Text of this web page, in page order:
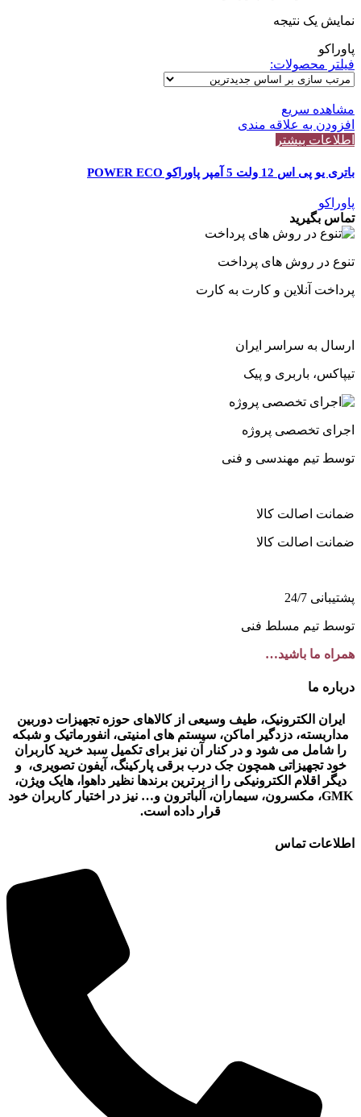
نمایش یک نتیجه
پاوراکو
فیلتر محصولات:
مشاهده سریع
افزودن به علاقه مندی
اطلاعات بیشتر
باتری یو پی اس 12 ولت 5 آمپر پاوراکو POWER ECO
پاوراکو
تماس بگیرید
تنوع در روش های پرداخت
پرداخت آنلاین و کارت به کارت
ارسال به سراسر ایران
تیپاکس، باربری و پیک
اجرای تخصصی پروژه
توسط تیم مهندسی و فنی
ضمانت اصالت کالا
ضمانت اصالت کالا
پشتیبانی 24/7
توسط تیم مسلط فنی
همراه ما باشید…
درباره ما
ایران الکترونیک، طیف وسیعی از کالاهای حوزه تجهیزات دوربین
مداربسته، دزدگیر اماکن، سیستم های امنیتی، انفورماتیک و شبکه
را شامل می شود و در کنار آن نیز برای تکمیل سبد خرید کاربران
خود تجهیزاتی همچون جک درب برقی پارکینگ، آیفون تصویری، و
دیگر اقلام الکترونیکی را از برترین برندها نظیر داهوا، هایک ویژن،
GMK، مکسرون، سیماران، آلباترون و… نیز در اختیار کاربران خود
قرار داده است.
اطلاعات تماس